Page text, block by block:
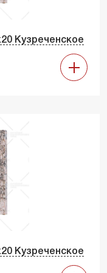
Кузреченское
Кузреченское